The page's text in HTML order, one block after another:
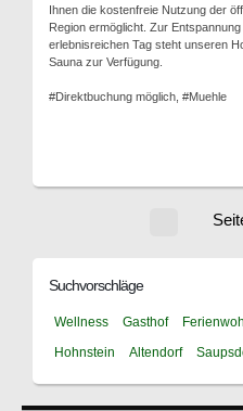
Ihnen die kostenfreie Nutzung der
Region ermöglicht. Zur
erlebnisreichen Tag steht unseren
Sauna zur Verfügung.
#Direktbuchung möglich, #Muehle
Suchvorschläge
Wellness Gasthof
Hohnstein
Altendorf